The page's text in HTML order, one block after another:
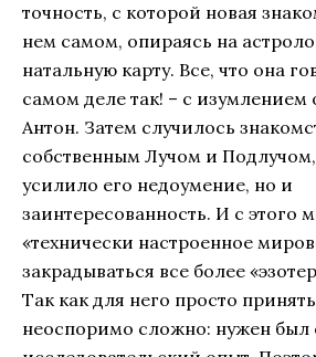
точность, с которой новая
нем самом, опираясь на
натальную карту. Все, что она
самом деле так! – с изумлением
Антон. Затем случилось
собственным Лучом и
усилило его недоумение, но и
заинтересованность. И с этого
«технически настроенное
закрадываться все более
Так как для него просто
неоспоримо сложно: нужен был